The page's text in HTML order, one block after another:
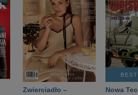
Zwierciadło –
Nowa